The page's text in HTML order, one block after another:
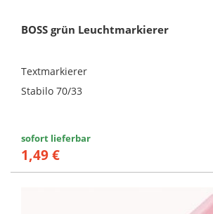
BOSS grün Leuchtmarkierer
Textmarkierer
Stabilo 70/33
sofort lieferbar
1,49 €